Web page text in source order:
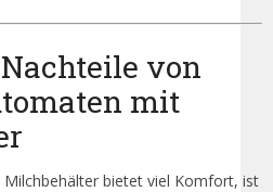
von
mit
bietet viel Komfort, ist